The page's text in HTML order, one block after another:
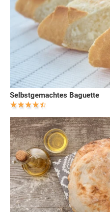
Selbstgemachtes Baguette